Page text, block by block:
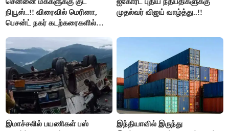
நியூஸ்..!! விரைவில் மெரினா,
பெசன்ட் நகர் கடற்கரைகளில்
முதல்வர் விஜய் வாழ்த்து..!!
இமாச்சலில் பயணிகள் பஸ்
இந்தியாவில் இருந்து